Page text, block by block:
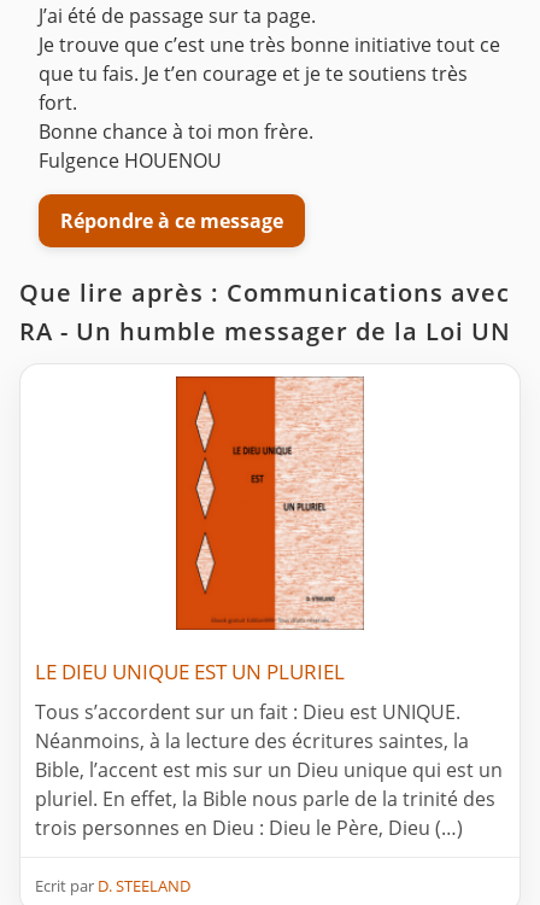
J’ai été de passage sur ta page.
Je trouve que c’est une très bonne initiative tout ce
que tu fais. Je t’en courage et je te soutiens très
fort.
Bonne chance à toi mon frère.
Fulgence HOUENOU
Répondre à ce message
Que lire après : Communications avec
RA - Un humble messager de la Loi UN
LE DIEU UNIQUE EST UN PLURIEL
Tous s’accordent sur un fait : Dieu est UNIQUE.
Néanmoins, à la lecture des écritures saintes, la
Bible, l’accent est mis sur un Dieu unique qui est un
pluriel. En effet, la Bible nous parle de la trinité des
trois personnes en Dieu : Dieu le Père, Dieu (…)
Ecrit par D. STEELAND